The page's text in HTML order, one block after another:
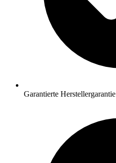
Garantierte Herstellergarantie